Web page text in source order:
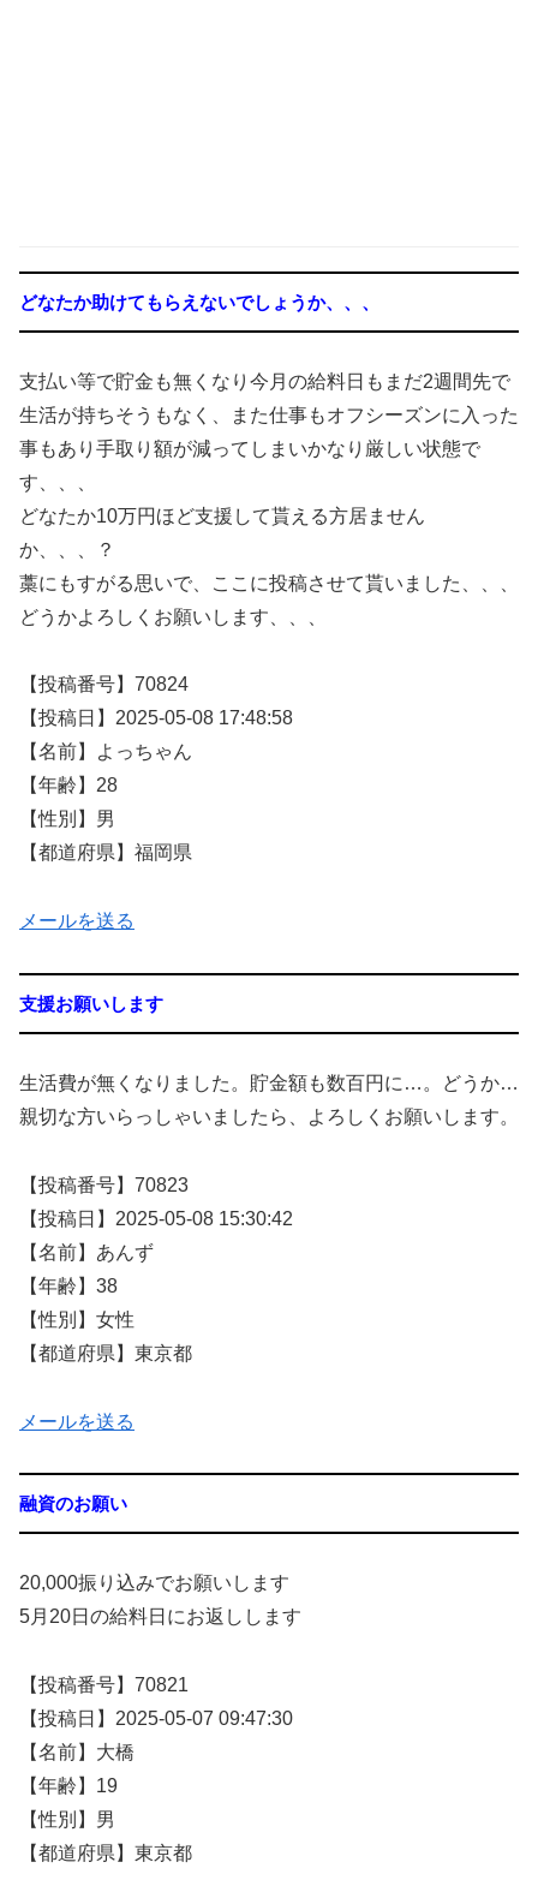
どなたか助けてもらえないでしょうか、、、
支払い等で貯金も無くなり今月の給料日もまだ2週間先で
生活が持ちそうもなく、また仕事もオフシーズンに入った
事もあり手取り額が減ってしまいかなり厳しい状態で
す、、、
どなたか10万円ほど支援して貰える方居ません
か、、、？
藁にもすがる思いで、ここに投稿させて貰いました、、、
どうかよろしくお願いします、、、
【投稿番号】70824
【投稿日】2025-05-08 17:48:58
【名前】よっちゃん
【年齢】28
【性別】男
【都道府県】福岡県
メールを送る
支援お願いします
生活費が無くなりました。貯金額も数百円に…。どうか…
親切な方いらっしゃいましたら、よろしくお願いします。
【投稿番号】70823
【投稿日】2025-05-08 15:30:42
【名前】あんず
【年齢】38
【性別】女性
【都道府県】東京都
メールを送る
融資のお願い
20,000振り込みでお願いします
5月20日の給料日にお返しします
【投稿番号】70821
【投稿日】2025-05-07 09:47:30
【名前】大橋
【年齢】19
【性別】男
【都道府県】東京都